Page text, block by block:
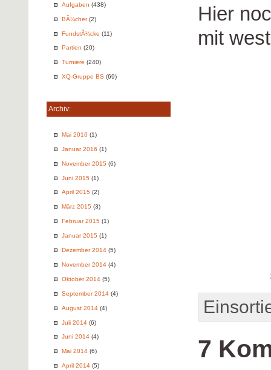
Aufgaben (438)
BÃ¼cher(2)
FundstÃ¼cke (11)
Partien (20)
Turniere (240)
XQ-Gruppe BS (69)
Archiv:
Mai 2016 (1)
Januar 2016 (1)
November 2015 (6)
Juni 2015 (1)
April 2015 (2)
März 2015 (3)
Februar 2015 (1)
Januar 2015 (1)
Dezember 2014 (5)
November 2014 (4)
Oktober 2014 (5)
September 2014 (4)
August 2014 (4)
Juli 2014 (6)
Juni 2014 (4)
Mai 2014 (6)
April 2014 (5)
Hier
mit
7